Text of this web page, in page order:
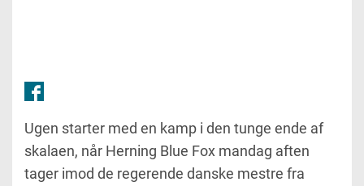
Ugen starter med en kamp i den tunge ende af
skalaen, når Herning Blue Fox mandag aften
tager imod de regerende danske mestre fra